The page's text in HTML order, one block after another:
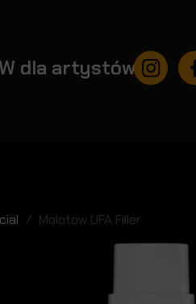
dla artystów
Molotow UFA Filler